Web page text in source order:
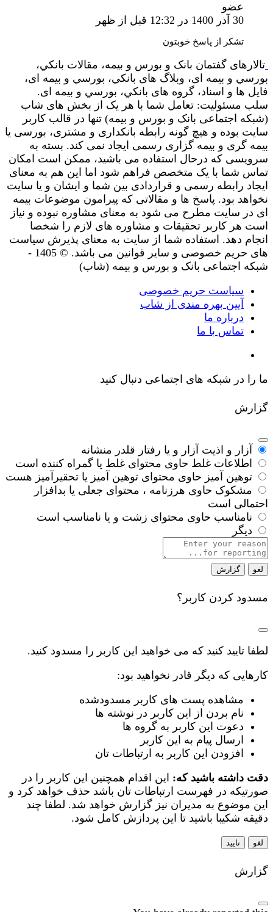
عضو
30 آذر 1400 در 12:32 قبل از ظهر
تشکر از پاسخ خوبتون
تالارهای گفتمان بانک و بورس و بیمه، مقالات بانکي،
بورسي و بیمه ای، وبلاگ های بانکي، بورسي و بیمه ای،
فایل ها و اسناد، گروه های بانکي، بورسي و بیمه ای.
سلب مسئولیت: تعامل شما با هر یک از بخش های شاب
(شبکه اجتماعی بانک و بورس و بیمه) تنها در قالب کاربر
سایت بوده و هیچ گونه رابطه بانکداری و مشتری، بورسی یا
بیمه گری و بیمه گزاری رسمی ایجاد نمی کند. بسته به
سرویسی که درحال استفاده می باشید، ممکن است امکان
تماس شما با یک متخصص فراهم شود اما این هم به معنای
ایجاد رابطه رسمی و قراردادی بین شما و ایشان و یا سایت
نخواهد بود. پاسخ ها و مقالاتی که پیرامون موضوعات بیمه
ای در سایت مطرح می شود به معنای مشاوره نبوده و نیاز
است هر کاربر تحقیقات و مشاوره های لازم را شخصا
انجام دهد. استفاده شما از سایت به معنای پذیرش سیاست
های حریم خصوصی و سایر قوانین می باشد. © 1405 -
شبکه اجتماعی بانک و بورس و بیمه (شاب)
سیاست حریم خصوصی
آیین بهره مندی از شاب
درباره ما
تماس با ما
ما را در شبکه های اجتماعی دنبال کنید
گزارش
آزار و اذیت آزار و یا رفتار قلدر منشانه
اطلاعات غلط حاوی محتوای غلط یا گمراه کننده است
توهین آمیز حاوی محتوای توهین آمیز یا تحقیرآمیز هست
مشکوک حاوی هرزنامه ، محتوای جعلی یا بدافزار
احتمالی است
نامناسب حاوی محتوای زشت و یا نامناسب است
دیگر
Report
note
گزارش
مسدود کردن کاربر؟
لطفا تایید کنید که می خواهید این کاربر را مسدود کنید.
کارهایی که دیگر قادر نخواهید بود:
مشاهده پست های کاربر مسدودشده
نام بردن از این کاربر در نوشته ها
دعوت این کاربر به گروه ها
ارسال پیام به این کاربر
افزودن این کاربر به ارتباطات تان
دقت داشته باشید که: این اقدام همچنین این کاربر را در
صورتیکه در فهرست ارتباطات تان باشد حذف خواهد کرد و
این موضوع به مدیران نیز گزارش خواهد شد. لطفا چند
دقیقه شکیبا باشید تا این پردازش کامل شود.
تایید
گزارش